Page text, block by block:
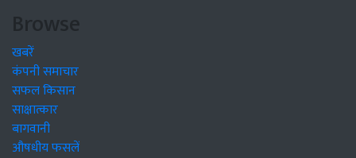
Browse
खबरें
कंपनी समाचार
सफल किसान
साक्षात्कार
बागवानी
औषधीय फसलें